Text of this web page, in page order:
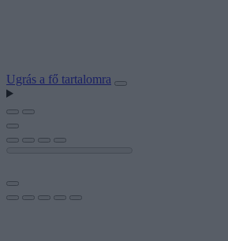
Ugrás a fő tartalomra